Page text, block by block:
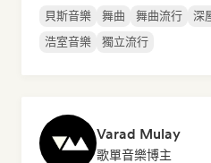
貝斯音樂 舞曲 舞曲流行 深
浩室音樂
獨立流行
Varad Mulay
歌單音樂博主